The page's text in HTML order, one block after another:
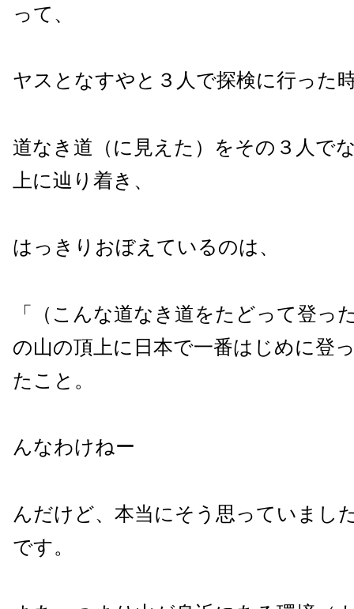
って、
ヤスとなすやと３人で探検に行った
道なき道（に見えた）をその３人で
上に辿り着き、
はっきりおぼえているのは、
「（こんな道なき道をたどって登っ
の山の頂上に日本で一番はじめに登
たこと。
んなわけねー
んだけど、本当にそう思っていまし
です。